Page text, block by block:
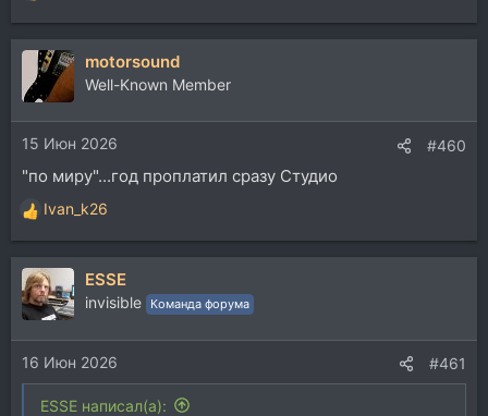
е
а
и
и
:
motorsound
Well-Known Member
15 Июн 2026 #460
"по миру"...год проплатил сразу Студио
Р
е
а
к
ц
и
и
:
Ivan_k26
ESSE
invisible Команда форума
16 Июн 2026 #461
ESSE написал(а):